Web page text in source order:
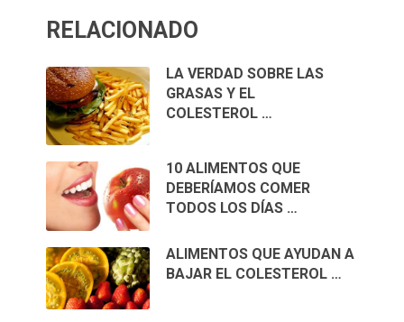
RELACIONADO
LA VERDAD SOBRE LAS
GRASAS Y EL
COLESTEROL …
10 ALIMENTOS QUE
DEBERÍAMOS COMER
TODOS LOS DÍAS …
ALIMENTOS QUE AYUDAN A
BAJAR EL COLESTEROL …